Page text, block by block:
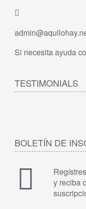
Si necesita ayuda
TESTIMONIALS
BOLETÍN DE
y reciba